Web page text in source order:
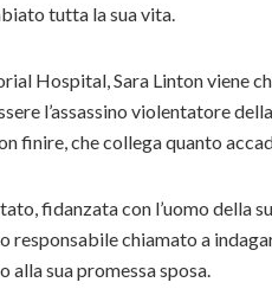
tutta la sua vita.
Hospital, Sara Linton viene
l’assassino violentatore
finire, che collega quanto
fidanzata con l’uomo della
chiamato a
sua promessa sposa.